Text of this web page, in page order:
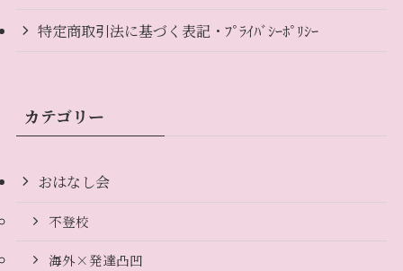
特定商取引法に基づく表記・ﾌﾟﾗｲﾊﾞｼｰﾎﾟﾘｼｰ
カテゴリー
おはなし会
不登校
海外×発達凸凹